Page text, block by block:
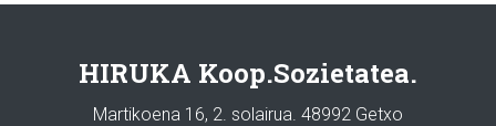
HIRUKA Koop.Sozietatea.
Martikoena 16, 2. solairua. 48992 Getxo